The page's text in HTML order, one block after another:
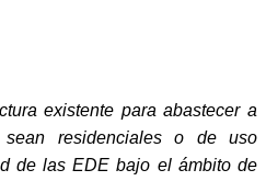
existente para abastecer a
sean residenciales o de uso
de las EDE bajo el ámbito de